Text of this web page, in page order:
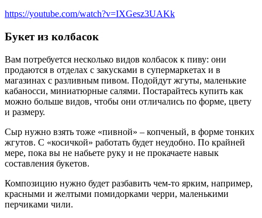
https://youtube.com/watch?v=IXGesz3UAKk
Букет из колбасок
Вам потребуется несколько видов колбасок к пиву: они
продаются в отделах с закусками в супермаркетах и в
магазинах с разливным пивом. Подойдут жгуты, маленькие
кабаносси, миниатюрные салями. Постарайтесь купить как
можно больше видов, чтобы они отличались по форме, цвету
и размеру.
Сыр нужно взять тоже «пивной» – копченый, в форме тонких
жгутов. С «косичкой» работать будет неудобно. По крайней
мере, пока вы не набьете руку и не прокачаете навык
составления букетов.
Композицию нужно будет разбавить чем-то ярким, например,
красными и желтыми помидорками черри, маленькими
перчиками чили.